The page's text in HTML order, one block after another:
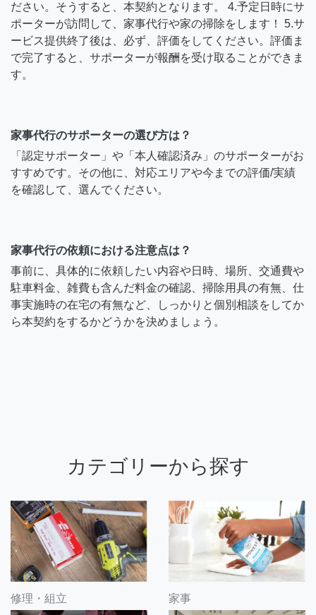
ださい。そうすると、本契約となります。 4.予定日時にサ
ポーターが訪問して、家事代行や家の掃除をします！ 5.サ
ービス提供終了後は、必ず、評価をしてください。評価ま
で完了すると、サポーターが報酬を受け取ることができま
す。
家事代行のサポーターの選び方は？
「認定サポーター」や「本人確認済み」のサポーターがお
すすめです。その他に、対応エリアや今までの評価/実績
を確認して、選んでください。
家事代行の依頼における注意点は？
事前に、具体的に依頼したい内容や日時、場所、交通費や
駐車料金、雑費も含んだ料金の確認、掃除用具の有無、仕
事実施時の在宅の有無など、しっかりと個別相談をしてか
ら本契約をするかどうかを決めましょう。
カテゴリーから探す
修理・組立 家事